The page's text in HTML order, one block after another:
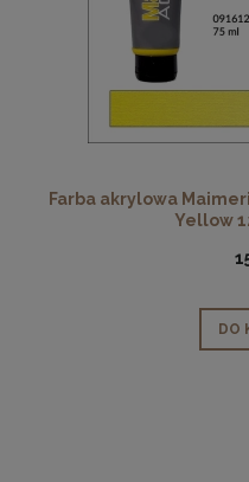
Farba akrylowa
Yellow
DO